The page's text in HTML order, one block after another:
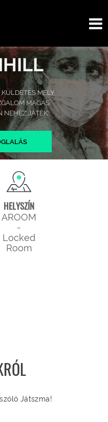
MELY
MAGAS
NEHÉZ JÁTÉK.
Játszma!
HELYSZÍN
AROOM
-
Locked
Room